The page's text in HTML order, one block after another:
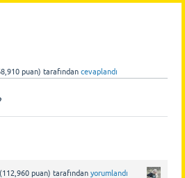
puan) tarafından cevaplandı
(112,960 puan) tarafından yorumlandı